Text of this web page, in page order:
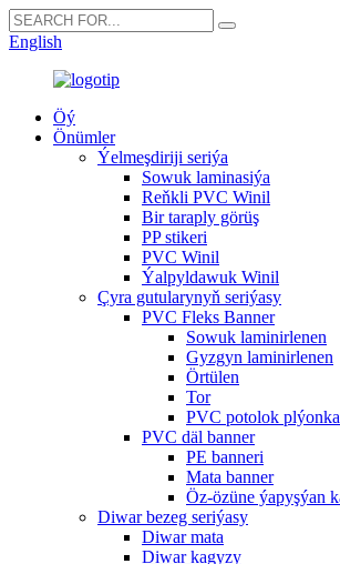
English
Öý
Önümler
Ýelmeşdiriji seriýa
Sowuk laminasiýa
Reňkli PVC Winil
Bir taraply görüş
PP stikeri
PVC Winil
Ýalpyldawuk Winil
Çyra gutularynyň seriýasy
PVC Fleks Banner
Sowuk laminirlenen
Gyzgyn laminirlenen
Örtülen
Tor
PVC potolok
PVC däl banner
PE banneri
Mata banner
Öz-özüne ýapyşýan
Diwar bezeg seriýasy
Diwar mata
Diwar kagyzy